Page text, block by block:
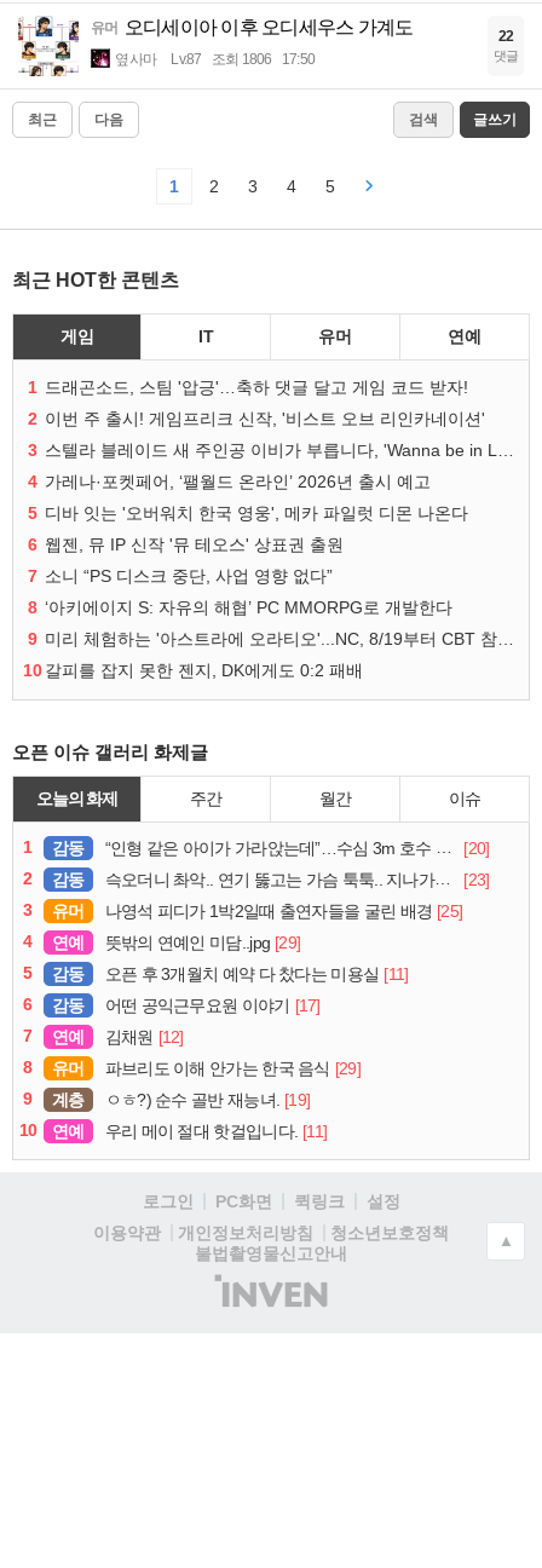
유머 오디세이아 이후 오디세우스 가계도
옆사마 Lv.87 조회 1806 17:50
22
댓글
최근 다음 검색 글쓰기
1 2 3 4 5
최근 HOT한 콘텐츠
게임 IT 유머 연예
1 드래곤소드, 스팀 '압긍'…축하 댓글 달고 게임 코드 받자!
2 이번 주 출시! 게임프리크 신작, '비스트 오브 리인카네이션'
3
스텔라 블레이드 새 주인공 이비가 부릅니다, 'Wanna be in LOVE' 뮤비 공개
4 가레나·포켓페어, ‘팰월드 온라인’ 2026년 출시 예고
5 디바 잇는 '오버워치 한국 영웅', 메카 파일럿 디몬 나온다
6 웹젠, 뮤 IP 신작 '뮤 테오스' 상표권 출원
7 소니 “PS 디스크 중단, 사업 영향 없다”
8 ‘아키에이지 S: 자유의 해협’ PC MMORPG로 개발한다
9
미리 체험하는 '아스트라에 오라티오'...NC, 8/19부터 CBT 참가자 모집
10갈피를 잡지 못한 젠지, DK에게도 0:2 패배
오픈 이슈 갤러리 화제글
오늘의 화제 주간 월간 이슈
1 감동 “인형 같은 아이가 가라앉는데”…수심 3m 호수 뛰어든 60대 의인
[20]
2
감동 슥오더니 촤악.. 연기 뚫고는 가슴 툭툭.. 지나가던 아재의 정체
[23]
3
유머 나영석 피디가 1박2일때 출연자들을 굴린 배경 [25]
4
연예 뜻밖의 연예인 미담..jpg [29]
5
감동 오픈 후 3개월치 예약 다 찼다는 미용실 [11]
6
감동 어떤 공익근무요원 이야기
[17]
7
연예 김채원 [12]
8
유머 파브리도 이해 안가는 한국 음식 [29]
9
계층 ㅇㅎ?) 순수 골반 재능녀. [19]
10
연예 우리 메이 절대 핫걸입니다. [11]
로그인 PC화면 퀵링크
설정
이용약관
개인정보처리방침
청소년보호정책
불법촬영물신고안내
(주)
인
▲